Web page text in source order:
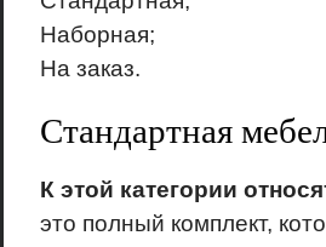
Наборная;
На заказ.
Стандартная
К этой категории
это полный комплект,